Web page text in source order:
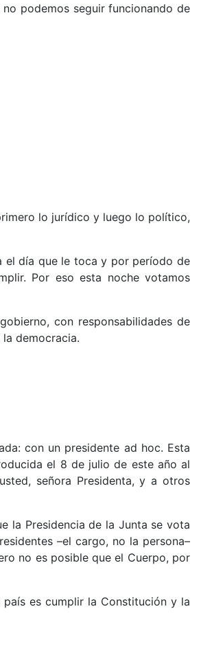
podemos seguir funcionando de
lo jurídico y luego lo político,
el día que le toca y por período de
Por eso esta noche votamos
con responsabilidades de
democracia.
con un presidente ad hoc. Esta
el 8 de julio de este año al
señora Presidenta, y a otros
la Presidencia de la Junta se vota
–el cargo, no la persona–
no es posible que el Cuerpo, por
es cumplir la Constitución y la